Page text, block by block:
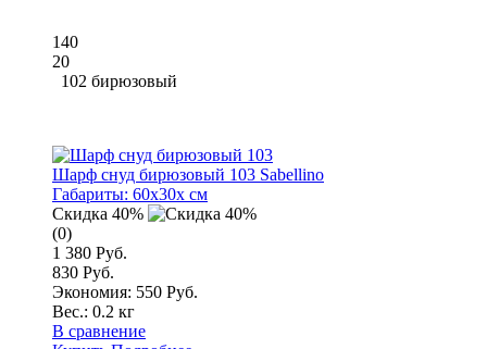
140
20
102 бирюзовый
Шарф снуд бирюзовый 103 Sabellino
Габариты: 60x30x см
Скидка 40%
(0)
1 380 Руб.
830 Руб.
Экономия: 550 Руб.
Вес.: 0.2 кг
В сравнение